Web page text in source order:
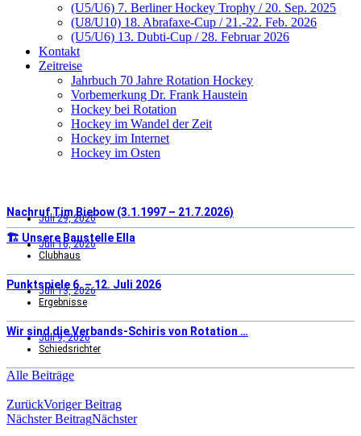
(U5/U6) 7. Berliner Hockey Trophy / 20. Sep. 2025
(U8/U10) 18. Abrafaxe-Cup / 21.-22. Feb. 2026
(U5/U6) 13. Dubti-Cup / 28. Februar 2026
Kontakt
Zeitreise
Jahrbuch 70 Jahre Rotation Hockey
Vorbemerkung Dr. Frank Haustein
Hockey bei Rotation
Hockey im Wandel der Zeit
Hockey im Internet
Hockey im Osten
Juli 29, 2026
Nachruf Tim Biebow (3.1.1997 – 21.7.2026)
Juli 16, 2026
🏗️ Unsere Baustelle Ella
Clubhaus
Juli 13, 2026
Punktspiele 6. – 12. Juli 2026
Ergebnisse
Juli 9, 2026
Wir sind die Verbands-Schiris von Rotation …
Schiedsrichter
Alle Beiträge
ZurückVoriger Beitrag
Nächster BeitragNächster